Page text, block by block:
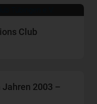
Club
2003 –